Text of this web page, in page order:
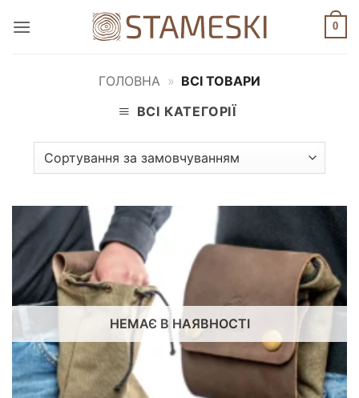
0
ГОЛОВНА » ВСІ ТОВАРИ
ВСІ КАТЕГОРІЇ
НЕМАЄ В НАЯВНОСТІ